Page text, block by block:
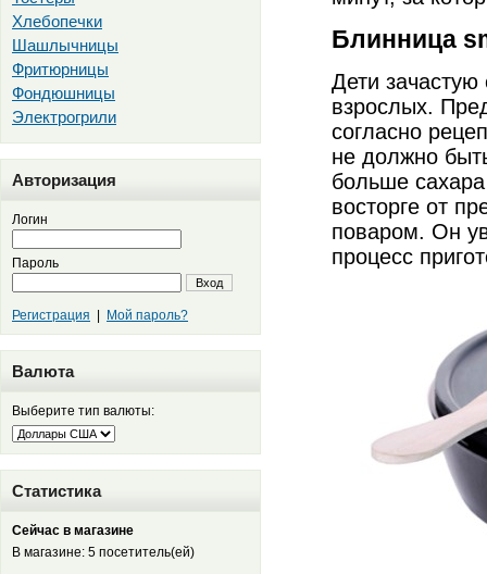
Хлебопечки
Шашлычницы
Фритюрницы
Фондюшницы
Электрогрили
Авторизация
Логин
Пароль
Вход
Регистрация Мой пароль?
Валюта
Выберите тип валюты:
Статистика
Сейчас в магазине
В магазине: 5 посетитель(ей)
Блинница
Дети
взрослых.
согласно
не должно
больше
восторге от
поваром. Он
процесс